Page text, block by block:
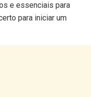
e essenciais para
para iniciar um